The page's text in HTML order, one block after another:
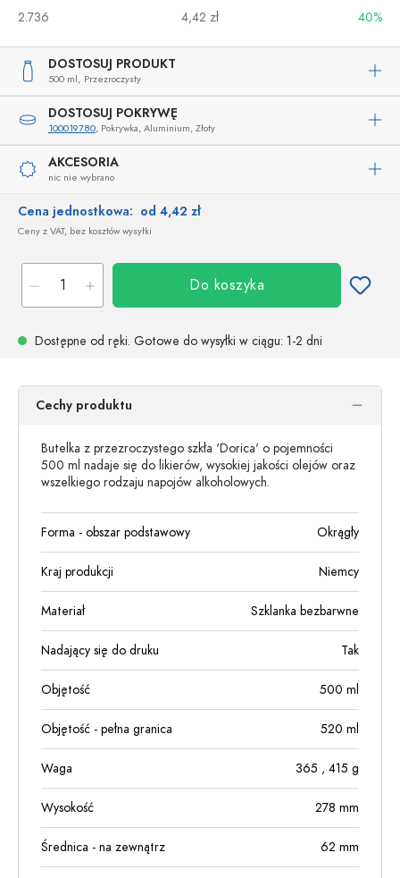
2.736
4,42 zł 40%
DOSTOSUJ PRODUKT
500 ml, Przezroczysty
DOSTOSUJ POKRYWĘ
100019780, Pokrywka, Aluminium, Złoty
AKCESORIA
nic nie wybrano
Cena jednostkowa: od 4,42 zł
Ceny z VAT, bez kosztów wysyłki
Do koszyka
Dostępne od ręki. Gotowe do wysyłki w ciągu: 1-2 dni
Cechy produktu
Butelka z przezroczystego szkła 'Dorica' o pojemności
500 ml nadaje się do likierów, wysokiej jakości olejów oraz
wszelkiego rodzaju napojów alkoholowych.
Forma - obszar podstawowy Okrągły
Kraj produkcji Niemcy
Materiał Szklanka bezbarwne
Nadający się do druku Tak
Objętość 500 ml
Objętość - pełna granica 520 ml
Waga 365 , 415 g
Wysokość 278 mm
Średnica - na zewnątrz 62 mm